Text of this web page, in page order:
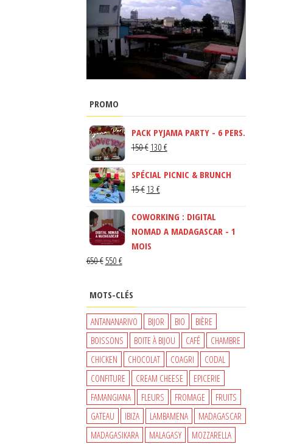
PROMO
PACK PYJAMA PARTY - 6 PERS.
150€ LE
INITIAL
ÉTAIT :
130 €LE
ACTUEL
SPÉCIAL PICNIC & BRUNCH
15€ LE
INITIAL
ÉTAIT :
15 €.
13 €LE
ACTUEL
EST :
COWORKING : DIGITAL
NOMAD A MADAGASCAR - 1
MOIS
650€ LE
650 €.
550 €LE
ACTUEL
550 €.
MOTS-CLÉS
ANTANANARIVO BIJOR BIO
BIÈRE
BOISSONS
BOITE À BIJOU CAFÉ
CHAMBRE
CHICKEN
CHOCOLAT COAGRI
CODAL
CONFITURE
CREAM CHEESE
EPICERIE
FAMANGIANA
FLEURS FROMAGE
FRUITS
GATEAU
IBIZA LAMBAMENA
MADAGASCAR
MADAGASIKARA
MALAGASY
MOZZARELLA